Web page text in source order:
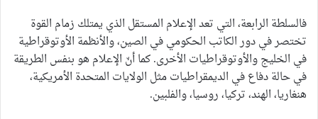
فالسلطة الرابعة، التي تعد الإعلام المستقل الذي يمتلك زمام القوة
تختصر في دور الكاتب الحكومي في الصين، والأنظمة الأوتوقراطية
في الخليج والأوتوقراطيات الأخرى. كما أنّ الإعلام هو بنفس الطريقة
في حالة دفاع في الديمقراطيات مثل الولايات المتحدة الأمريكية،
هنغاريا، الهند، تركيا، روسيا، والفلبين.